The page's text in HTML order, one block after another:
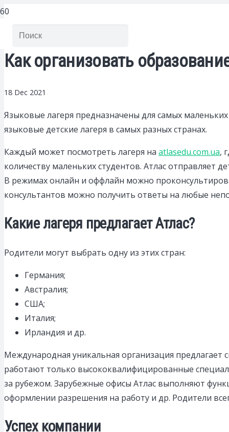
Как организовать
18 Dec 2021
Языковые лагеря предназначены для самых
языковые детские лагеря в самых разных странах.
Каждый может посмотреть лагеря на atlasedu.com.ua,
количеству маленьких студентов. Атлас отправляет
В режимах онлайн и оффлайн можно
консультантов можно получить ответы на любые
Какие лагеря предлагает Атлас?
Родители могут выбрать одну из этих стран:
Германия;
Австралия;
США;
Италия;
Ирландия и др.
Международная уникальная организация предлагает
работают только высококвалифицированные
за рубежом. Зарубежные офисы Атлас выполняют
оформлении разрешения на работу и др. Родители
Успех компании